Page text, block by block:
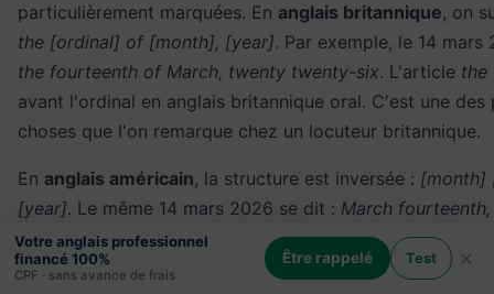
particulièrement marquées. En anglais britannique, on
the [ordinal] of [month], [year]. Par exemple, le 14 mars
the fourteenth of March, twenty twenty-six. L'article the
avant l'ordinal en anglais britannique oral. C'est une des
choses que l'on remarque chez un locuteur britannique.
En anglais américain, la structure est inversée : [month]
[year]. Le même 14 mars 2026 se dit : March
six. L'articlethen'est pas utilisé devant le mois, et il n'y
préposition ofentre le mois et le jour. Omettre l'article
Votre anglais professionnel
financé 100%
CPF · sans avance de frais
Être rappelé Test ×